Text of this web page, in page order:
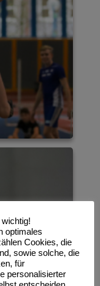
optimales
Cookies, die
sowie solche, die
für
personalisierter